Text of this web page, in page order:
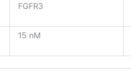
FGFR3
15 nM